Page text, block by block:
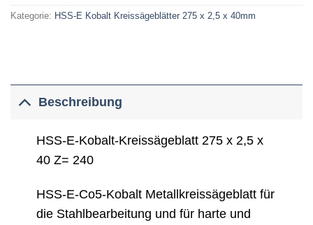
Kategorie: HSS-E Kobalt Kreissägeblätter 275 x 2,5 x 40mm
Beschreibung
HSS-E-Kobalt-Kreissägeblatt 275 x 2,5 x
40 Z= 240
HSS-E-Co5-Kobalt Metallkreissägeblatt für
die Stahlbearbeitung und für harte und